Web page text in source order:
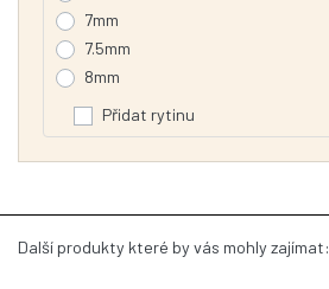
7mm
7.5mm
8mm
Přidat rytinu
Další produkty které by vás mohly zajímat: